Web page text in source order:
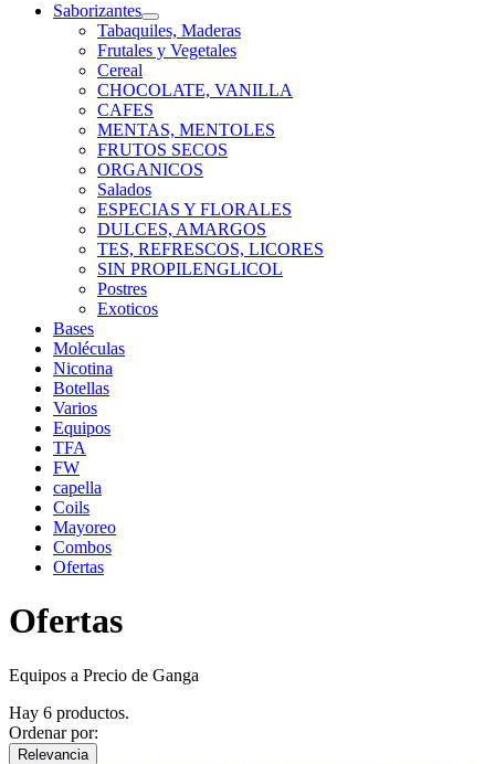
Saborizantes
Tabaquiles, Maderas
Frutales y Vegetales
Cereal
CHOCOLATE, VANILLA
CAFES
MENTAS, MENTOLES
FRUTOS SECOS
ORGANICOS
Salados
ESPECIAS Y FLORALES
DULCES, AMARGOS
TES, REFRESCOS, LICORES
SIN PROPILENGLICOL
Postres
Exoticos
Bases
Moléculas
Nicotina
Botellas
Varios
Equipos
TFA
FW
capella
Coils
Mayoreo
Combos
Ofertas
Ofertas
Equipos a Precio de Ganga
Hay 6 productos.
Ordenar por:
Relevancia